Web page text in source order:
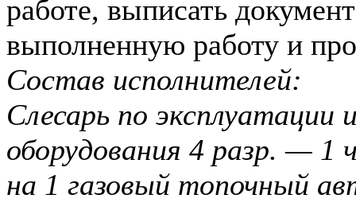
работе, выписать
выполненную работу и
Состав исполнителей:
Слесарь по эксплуатации
оборудования 4 разр. — 1
на 1 газовый топочный